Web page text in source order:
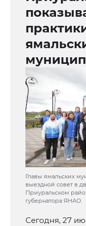
Главы ямальских
выездной совет в
Приуральском
губернатора ЯНАО.
Сегодня, 27